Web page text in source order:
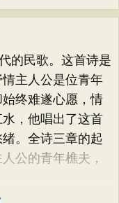
的民歌。这首诗是
主人公是位青年
终难遂心愿，情
，他唱出了这首
。全诗三章的起
公的青年樵夫，